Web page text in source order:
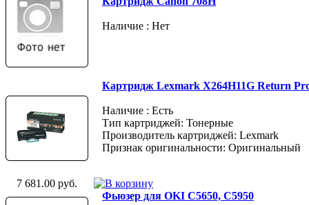
Наличие : Нет
Картридж Lexmark X264H11G Return
Наличие : Есть
Тип картриджей: Тонерные
Производитель картриджей: Lexmark
Признак оригинальности: Оригинальный
7 681.00 руб.
Фьюзер для OKI C5650, C5950